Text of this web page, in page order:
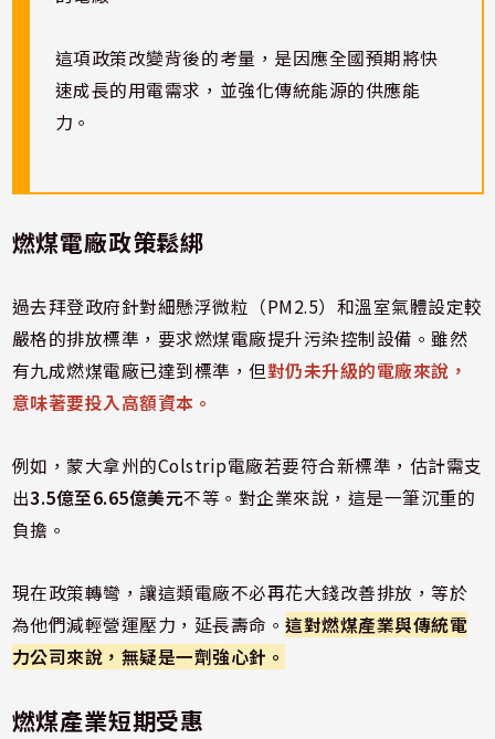
這項政策改變背後的考量，是因應全國預期將快
速成長的用電需求，並強化傳統能源的供應能
力。
燃煤電廠政策鬆綁
過去拜登政府針對細懸浮微粒（PM2.5）和溫室氣體設定較
嚴格的排放標準，要求燃煤電廠提升污染控制設備。雖然
有九成燃煤電廠已達到標準，但對仍未升級的電廠來說，
意味著要投入高額資本。
例如，蒙大拿州的Colstrip電廠若要符合新標準，估計需支
出3.5億至6.65億美元不等。對企業來說，這是一筆沉重的
負擔。
現在政策轉彎，讓這類電廠不必再花大錢改善排放，等於
為他們減輕營運壓力，延長壽命。這對燃煤產業與傳統電
力公司來說，無疑是一劑強心針。
燃煤產業短期受惠